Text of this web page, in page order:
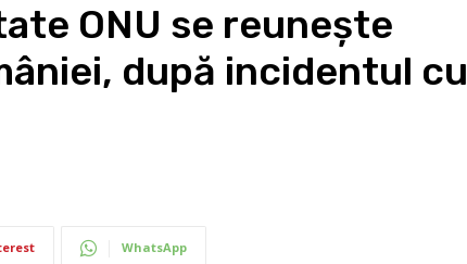
ONU se reunește
după incidentul cu
WhatsApp